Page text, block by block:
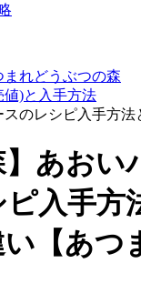
れどうぶつの森
値)と入手方法
のレシピ入手方法
】あおい
入手方
【あつ